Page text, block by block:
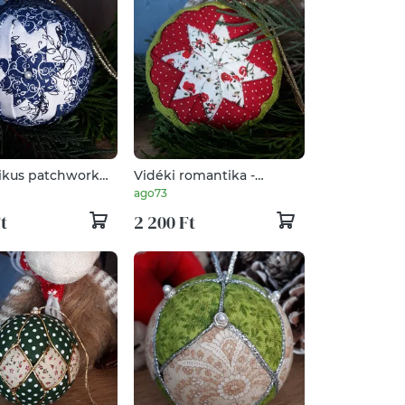
patchwork
gömbdísz kék
Vidéki romantika -
Patchwork karácsonyi
dísz
ago73
2 200 Ft